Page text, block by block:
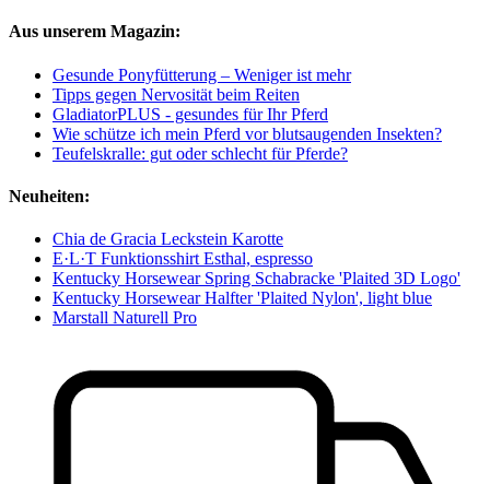
Aus unserem Magazin:
Gesunde Ponyfütterung – Weniger ist mehr
Tipps gegen Nervosität beim Reiten
GladiatorPLUS - gesundes für Ihr Pferd
Wie schütze ich mein Pferd vor blutsaugenden Insekten?
Teufelskralle: gut oder schlecht für Pferde?
Neuheiten:
Chia de Gracia Leckstein Karotte
E·L·T Funktionsshirt Esthal, espresso
Kentucky Horsewear Spring Schabracke 'Plaited 3D Logo'
Kentucky Horsewear Halfter 'Plaited Nylon', light blue
Marstall Naturell Pro